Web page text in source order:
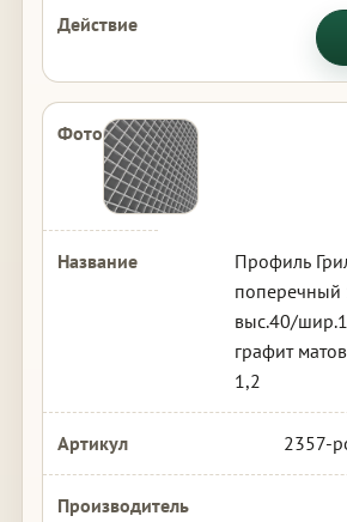
Профиль
поперечный
выс.40/
графит
1,2
2357-